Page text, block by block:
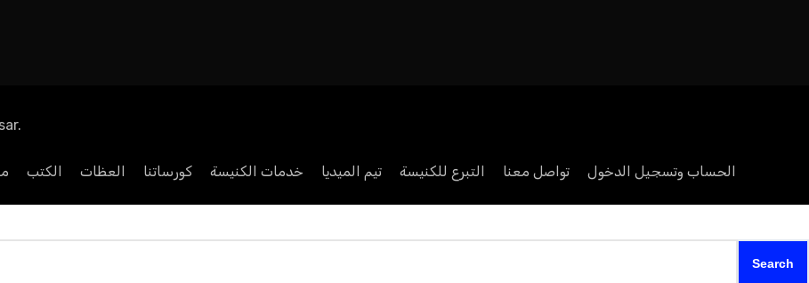
.
الكتب العظات كورساتنا خدمات الكنيسة تيم الميديا التبرع للكنيسة تواصل معنا الحساب وتسجيل الدخول